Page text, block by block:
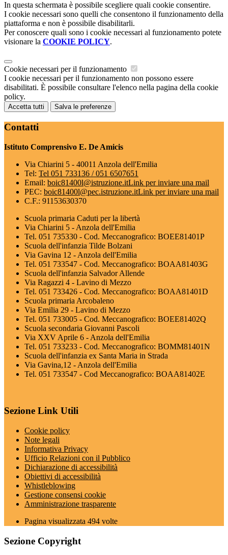
In questa schermata è possibile scegliere quali cookie consentire.
I cookie necessari sono quelli che consentono il funzionamento della
piattaforma e non è possibile disabilitarli.
Per conoscere quali sono i cookie necessari al funzionamento potete
visionare la COOKIE POLICY.
Cookie necessari per il funzionamento
I cookie necessari per il funzionamento non possono essere
disabilitati. È possibile consultare l'elenco nella pagina della cookie
policy.
Accetta tutti Salva le preferenze
Contatti
Istituto Comprensivo E. De Amicis
Via Chiarini 5 - 40011 Anzola dell'Emilia
Tel: Tel 051 733136 / 051 6507651
Email: boic81400l@istruzione.itLink per inviare una mail
PEC: boic81400l@pec.istruzione.itLink per inviare una mail
C.F.: 91153630370
Scuola primaria Caduti per la libertà
Via Chiarini 5 - Anzola dell'Emilia
Tel. 051 735330 - Cod. Meccanografico: BOEE81401P
Scuola dell'infanzia Tilde Bolzani
Via Gavina 12 - Anzola dell'Emilia
Tel. 051 733547 - Cod. Meccanografico: BOAA81403G
Scuola dell'infanzia Salvador Allende
Via Ragazzi 4 - Lavino di Mezzo
Tel. 051 733426 - Cod. Meccanografico: BOAA81401D
Scuola primaria Arcobaleno
Via Emilia 29 - Lavino di Mezzo
Tel. 051 733005 - Cod. Meccanografico: BOEE81402Q
Scuola secondaria Giovanni Pascoli
Via XXV Aprile 6 - Anzola dell'Emilia
Tel. 051 733233 - Cod. Meccanografico: BOMM81401N
Scuola dell'infanzia ex Santa Maria in Strada
Via Gavina,12 - Anzola dell'Emilia
Tel. 051 733547 - Cod Meccanografico: BOAA81402E
Sezione Link Utili
Cookie policy
Note legali
Informativa Privacy
Ufficio Relazioni con il Pubblico
Dichiarazione di accessibilità
Obiettivi di accessibilità
Whistleblowing
Gestione consensi cookie
Amministrazione trasparente
Pagina visualizzata 494 volte
Sezione Copyright